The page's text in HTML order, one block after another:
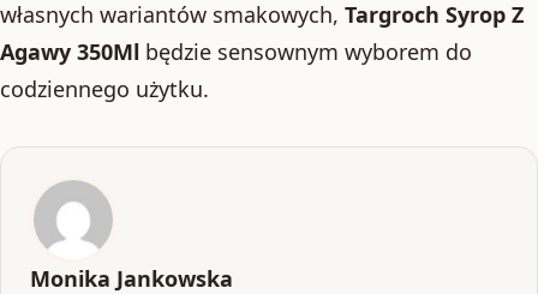
własnych wariantów smakowych, Targroch Syrop Z
Agawy 350Ml będzie sensownym wyborem do
codziennego użytku.
Monika Jankowska